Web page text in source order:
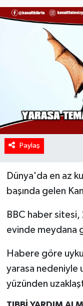
Paylaş
Dünya'da en az
başında gelen
BBC haber sitesi,
evinde meydana
Habere göre
yarasa nedeniyle
yüzünden